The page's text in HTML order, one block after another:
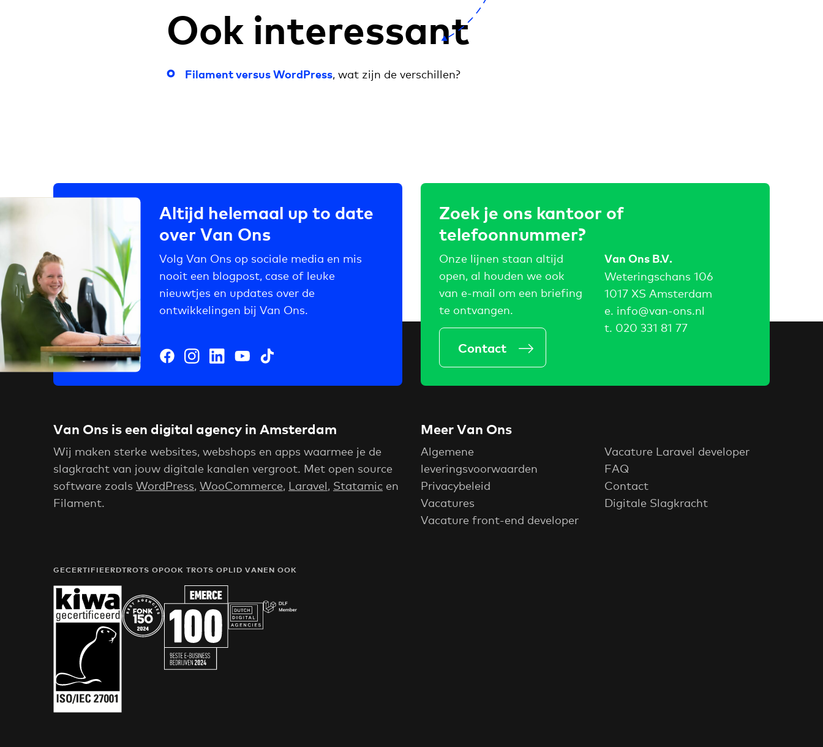
Ook interessant
Filament versus WordPress, wat zijn de verschillen?
Altijd helemaal up to date
over Van Ons
Volg Van Ons op sociale media en mis
nooit een blogpost, case of leuke
nieuwtjes en updates over de
ontwikkelingen bij Van Ons.
Zoek je ons kantoor of
telefoonnummer?
Onze lijnen staan altijd
open, al houden we ook
van e-mail om een briefing
te ontvangen.
Contact
Van Ons B.V.
Weteringschans 106
1017 XS Amsterdam
e. info@van-ons.nl
t. 020 331 81 77
Van Ons is een digital agency in Amsterdam
Wij maken sterke websites, webshops en apps waarmee je de
slagkracht van jouw digitale kanalen vergroot. Met open source
software zoals WordPress, WooCommerce, Laravel, Statamic en
Filament.
Meer Van Ons
Algemene
leveringsvoorwaarden
Privacybeleid
Vacatures
Vacature front-end developer
Vacature Laravel developer
FAQ
Contact
Digitale Slagkracht
GECERTIFIEERDTROTS OPOOK TROTS OPLID VANEN OOK